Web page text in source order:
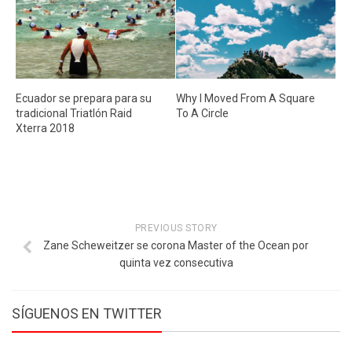
Ecuador se prepara para su
tradicional Triatlón Raid
Xterra 2018
Why I Moved From A Square
To A Circle
PREVIOUS STORY
Zane Scheweitzer se corona Master of the Ocean por
quinta vez consecutiva
SÍGUENOS EN TWITTER